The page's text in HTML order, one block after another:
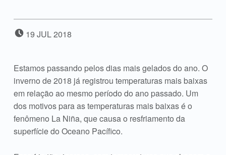
POSTED ON:
19 JUL2018
Estamos passando pelos dias mais gelados do ano. O
inverno de 2018 já registrou temperaturas mais baixas
em relação ao mesmo período do ano passado. Um
dos motivos para as temperaturas mais baixas é o
fenômeno La Niña, que causa o resfriamento da
superfície do Oceano Pacífico.